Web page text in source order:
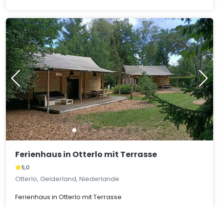
Ferienhaus in Otterlo mit Terrasse
5,0
Otterlo, Gelderland, Niederlande
Ferienhaus in Otterlo mit Terrasse